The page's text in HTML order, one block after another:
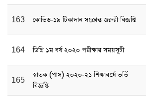
163 কোভিড-১৯ টিকাদান সংক্রান্ত জরুরী বিজ্ঞপ্তি
164 ডিগ্রি ১ম বর্ষ ২০২০ পরীক্ষার সময়সূচী
165
স্নাতক (পাস) ২০২০-২১ শিক্ষাবর্ষে ভর্তি
বিজ্ঞপ্তি